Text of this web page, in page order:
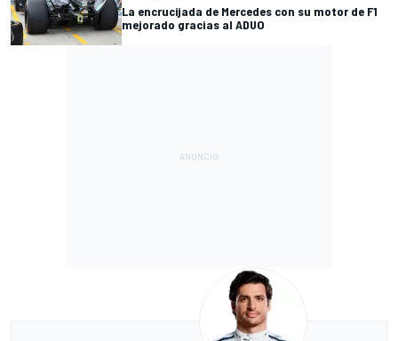
La encrucijada de Mercedes con su motor de F1
mejorado gracias al ADUO